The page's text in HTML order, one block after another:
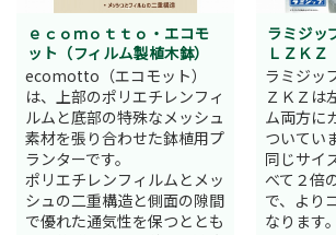
ｅｃｏｍｏｔｔｏ・エコモ
ット（フィルム製植木鉢）
ecomotto（エコモット）
は、上部のポリエチレンフィ
ルムと底部の特殊なメッシュ
素材を張り合わせた鉢植用プ
ランターです。
ポリエチレンフィルムとメッ
シュの二重構造と側面の隙間
で優れた通気性を保つととも
ラミジッ
ＬＺＫＺ
ラミジッ
ＺＫＺは
ム両方に
ついてい
同じサイ
べて２倍
で、より
なります。